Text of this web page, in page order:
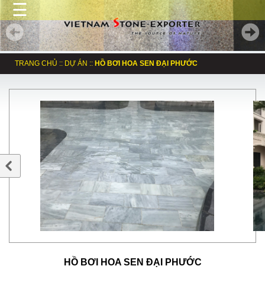
☰
TRANG CHỦ :: DỰ ÁN :: HỒ BƠI HOA SEN ĐẠI PHƯỚC
HỒ BƠI HOA SEN ĐẠI PHƯỚC